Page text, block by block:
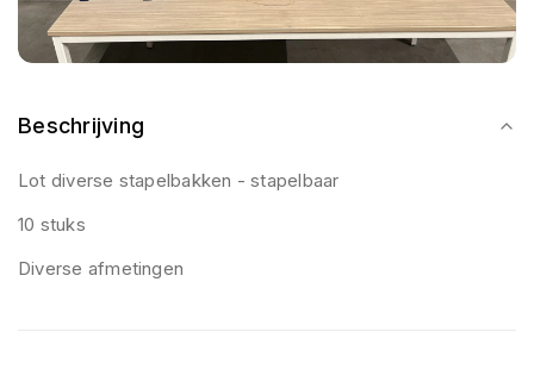
Beschrijving
Lot diverse stapelbakken - stapelbaar
10 stuks
Diverse afmetingen